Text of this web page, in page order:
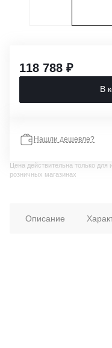
118 788 ₽
В
Нашли дешевле?
Цена действительна только для
розничных магазинах
Описание